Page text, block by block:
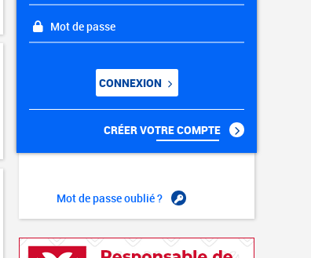
Mot de passe
CONNEXION
CRÉER VOTRE COMPTE
Mot de passe oublié ?